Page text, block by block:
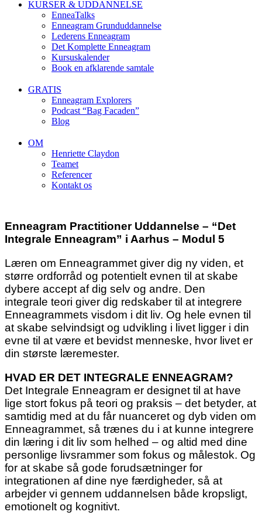
KURSER & UDDANNELSE
EnneaTalks
Enneagram Grunduddannelse
Lederens Enneagram
Det Komplette Enneagram
Kursuskalender
Book en afklarende samtale
GRATIS
Enneagram Explorers
Podcast “Bag Facaden”
Blog
OM
Henriette Claydon
Teamet
Referencer
Kontakt os
Enneagram Practitioner Uddannelse – “Det
Integrale Enneagram” i Aarhus – Modul 5
Læren om Enneagrammet giver dig ny viden, et
større ordforråd og potentielt evnen til at skabe
dybere accept af dig selv og andre. Den
integrale teori giver dig redskaber til at integrere
Enneagrammets visdom i dit liv. Og hele evnen til
at skabe selvindsigt og udvikling i livet ligger i din
evne til at være et bevidst menneske, hvor livet er
din største læremester.
HVAD ER DET INTEGRALE ENNEAGRAM?
Det Integrale Enneagram er designet til at have
lige stort fokus på teori og praksis – det betyder, at
samtidig med at du får nuanceret og dyb viden om
Enneagrammet, så trænes du i at kunne integrere
din læring i dit liv som helhed – og altid med dine
personlige livsrammer som fokus og målestok. Og
for at skabe så gode forudsætninger for
integrationen af dine nye færdigheder, så at
arbejder vi gennem uddannelsen både kropsligt,
emotionelt og kognitivt.